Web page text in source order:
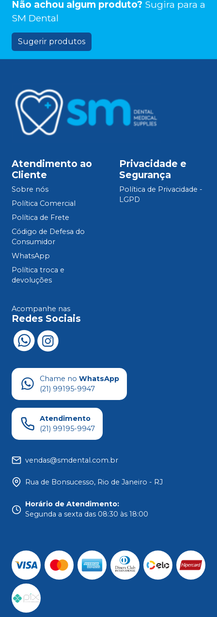
Não achou algum produto? Sugira para a
SM Dental
Sugerir produtos
Atendimento ao
Cliente
Sobre nós
Política Comercial
Política de Frete
Código de Defesa do
Consumidor
WhatsApp
Política troca e
devoluções
Privacidade e
Segurança
Política de Privacidade -
LGPD
Acompanhe nas
Redes Sociais
Chame no WhatsApp
(21) 99195-9947
Atendimento
(21) 99195-9947
vendas@smdental.com.br
Rua de Bonsucesso, Rio de Janeiro - RJ
Horário de Atendimento:
Segunda a sexta das 08:30 às 18:00